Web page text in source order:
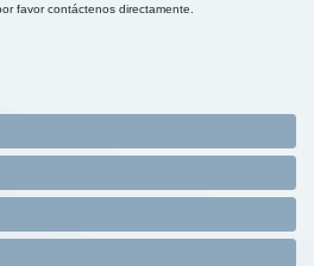
favor contáctenos directamente.